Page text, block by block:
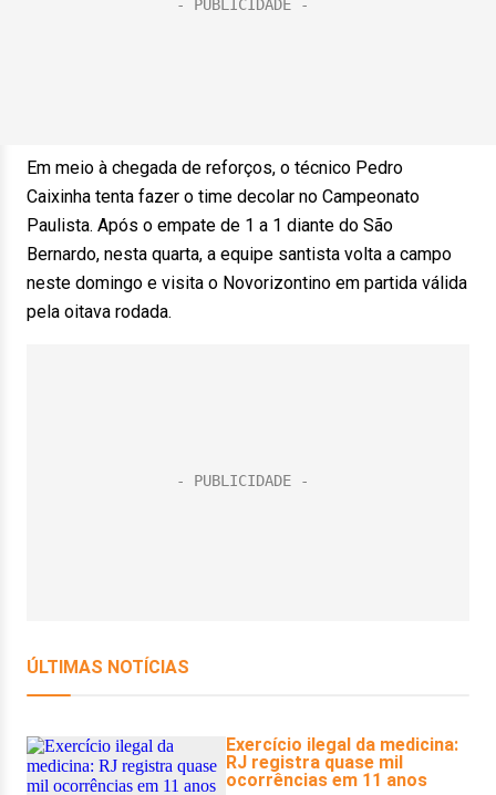
Em meio à chegada de reforços, o técnico Pedro
Caixinha tenta fazer o time decolar no Campeonato
Paulista. Após o empate de 1 a 1 diante do São
Bernardo, nesta quarta, a equipe santista volta a campo
neste domingo e visita o Novorizontino em partida válida
pela oitava rodada.